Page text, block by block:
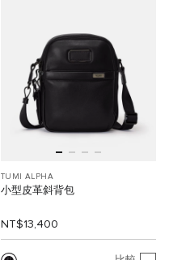
TUMI ALPHA
小型皮革斜背包
NT$13,400